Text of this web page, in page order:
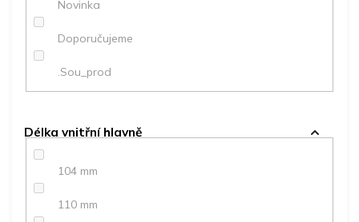
Novinka
Doporučujeme
.Sou_prod
Délka vnitřní hlavně
104 mm
110 mm